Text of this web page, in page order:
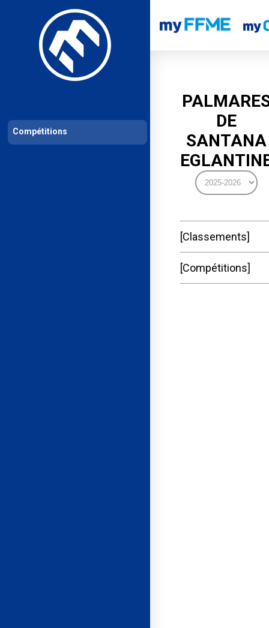
Les compétitions Calendrier de compétitions Classements
DE
SANTANA
Classements
Compétitions
Compétitions